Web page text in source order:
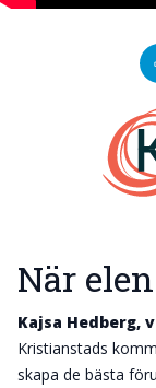
När
Kajsa Hedberg,
Kristianstads
skapa de bästa